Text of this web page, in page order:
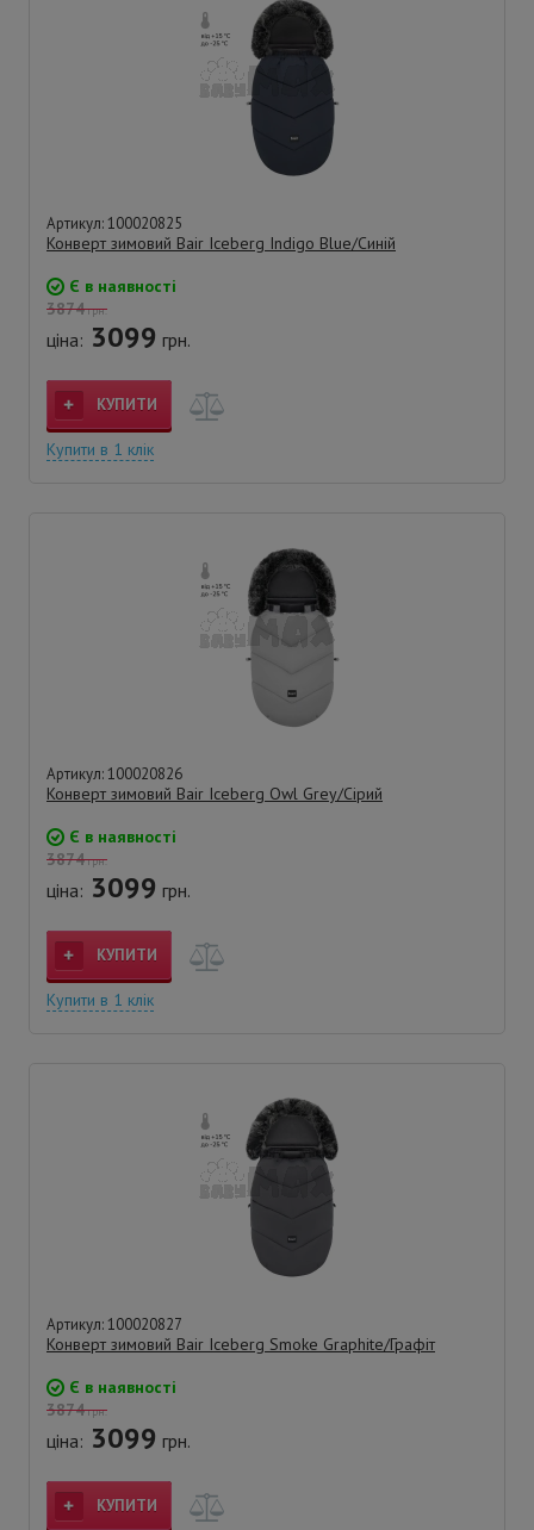
Артикул: 100020825
Конверт зимовий Bair Iceberg Indigo Blue/Синій
Є в наявності
3874грн.
ціна: 3099 грн.
КУПИТИ
Купити в 1 клік
Артикул: 100020826
Конверт зимовий Bair Iceberg Owl Grey/Сірий
Є в наявності
3874грн.
ціна: 3099 грн.
КУПИТИ
Купити в 1 клік
Артикул: 100020827
Конверт зимовий Bair Iceberg Smoke Graphite/Графіт
Є в наявності
3874грн.
ціна: 3099 грн.
КУПИТИ